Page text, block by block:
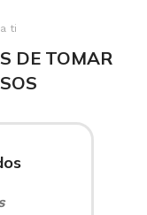
ti
DE TOMAR